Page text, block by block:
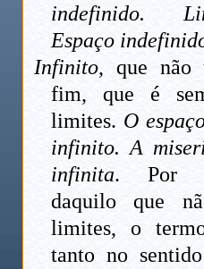
indefinido.
Espaço
Infinito, que não
fim, que é
limites. O
infinito. A
infinita. Por
daquilo que
limites, o
tanto no